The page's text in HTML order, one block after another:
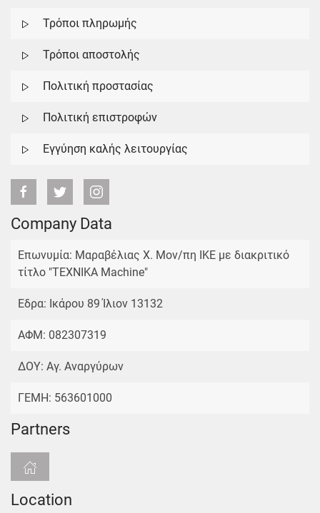
Τρόποι πληρωμής
Τρόποι αποστολής
Πολιτική προστασίας
Πολιτική επιστροφών
Εγγύηση καλής λειτουργίας
Company Data
Επωνυμία: Μαραβέλιας Χ. Μον/πη ΙΚΕ με διακριτικό
τίτλο "TEXNIKA Machine"
Εδρα: Ικάρου 89 Ίλιον 13132
ΑΦΜ: 082307319
ΔΟΥ: Αγ. Αναργύρων
ΓΕΜΗ: 563601000
Partners
Location